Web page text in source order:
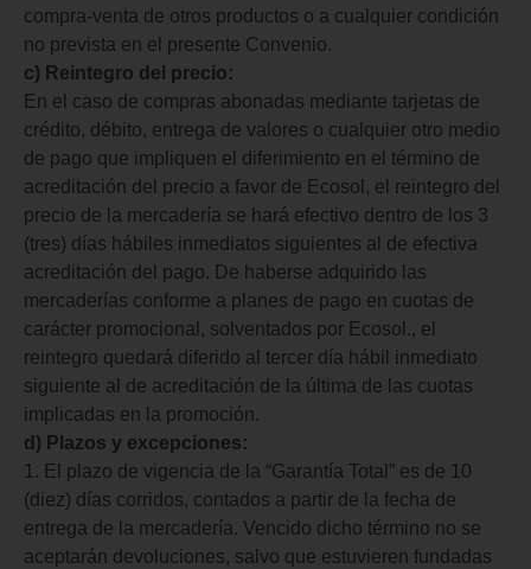
compra-venta de otros productos o a cualquier condición
no prevista en el presente Convenio.
c) Reintegro del precio:
En el caso de compras abonadas mediante tarjetas de
crédito, débito, entrega de valores o cualquier otro medio
de pago que impliquen el diferimiento en el término de
acreditación del precio a favor de Ecosol, el reintegro del
precio de la mercadería se hará efectivo dentro de los 3
(tres) días hábiles inmediatos siguientes al de efectiva
acreditación del pago. De haberse adquirido las
mercaderías conforme a planes de pago en cuotas de
carácter promocional, solventados por Ecosol., el
reintegro quedará diferido al tercer día hábil inmediato
siguiente al de acreditación de la última de las cuotas
implicadas en la promoción.
d) Plazos y excepciones:
1. El plazo de vigencia de la “Garantía Total” es de 10
(diez) días corridos, contados a partir de la fecha de
entrega de la mercadería. Vencido dicho término no se
aceptarán devoluciones, salvo que estuvieren fundadas